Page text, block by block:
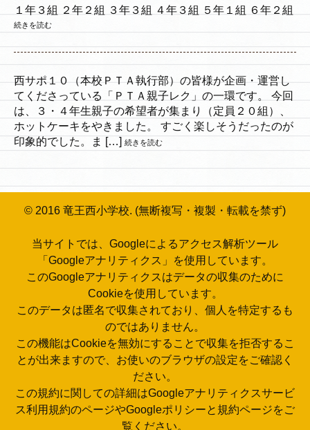
１年３組 ２年２組 ３年３組 ４年３組 ５年１組 ６年２組
続きを読む
西サポ１０（本校ＰＴＡ執行部）の皆様が企画・運営し
てくださっている「ＰＴＡ親子レク」の一環です。 今回
は、３・４年生親子の希望者が集まり（定員２０組）、
ホットケーキをやきました。 すごく楽しそうだったのが
印象的でした。ま […] 続きを読む
© 2016 竜王西小学校. (無断複写・複製・転載を禁ず)
当サイトでは、Googleによるアクセス解析ツール
「Googleアナリティクス」を使用しています。
このGoogleアナリティクスはデータの収集のために
Cookieを使用しています。
このデータは匿名で収集されており、個人を特定するも
のではありません。
この機能はCookieを無効にすることで収集を拒否するこ
とが出来ますので、お使いのブラウザの設定をご確認く
ださい。
この規約に関しての詳細はGoogleアナリティクスサービ
ス利用規約のページやGoogleポリシーと規約ページをご
覧ください。